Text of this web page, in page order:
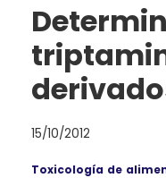
15/10/2012
Toxicología de